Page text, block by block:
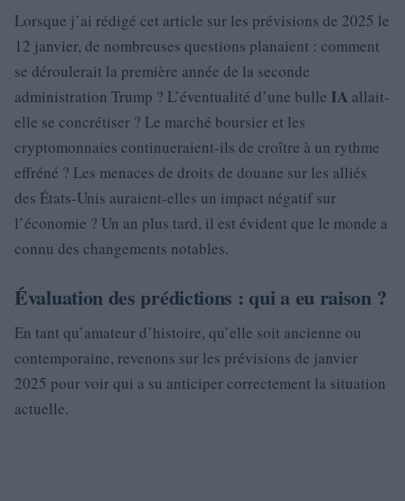
Lorsque j’ai rédigé cet article sur les prévisions de 2025 le
12 janvier, de nombreuses questions planaient : comment
se déroulerait la première année de la seconde
administration Trump ? L’éventualité d’une bulle IA allait-
elle se concrétiser ? Le marché boursier et les
cryptomonnaies continueraient-ils de croître à un rythme
effréné ? Les menaces de droits de douane sur les alliés
des États-Unis auraient-elles un impact négatif sur
l’économie ? Un an plus tard, il est évident que le monde a
connu des changements notables.
Évaluation des prédictions : qui a eu raison ?
En tant qu’amateur d’histoire, qu’elle soit ancienne ou
contemporaine, revenons sur les prévisions de janvier
2025 pour voir qui a su anticiper correctement la situation
actuelle.